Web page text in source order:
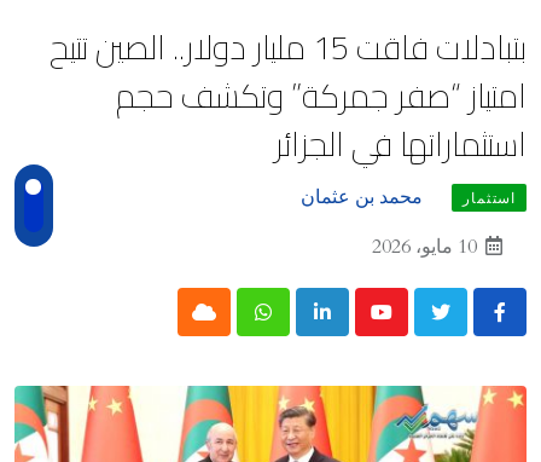
بتبادلات فاقت 15 مليار دولار.. الصين تتيح
امتياز “صفر جمركة” وتكشف حجم
استثماراتها في الجزائر
استثمار
محمد بن عثمان
10 مايو، 2026
Youtube
LinkedIn
Whatsapp
Cloud